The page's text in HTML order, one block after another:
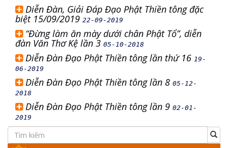
Diễn Đàn, Giải Đáp Đạo Phật Thiền tông đặc
biệt 15/09/2019 22-09-2019
“Đừng làm ăn mày dưới chân Phật Tổ”, diễn
đàn Văn Thơ Kệ lần 3 05-10-2018
Diễn Đàn Đạo Phật Thiền tông lần thứ 16 19-
06-2019
Diễn Đàn Đạo Phật Thiền tông lần 8 05-12-
2018
Diễn Đàn Đạo Phật Thiền tông lần 9 02-01-
2019